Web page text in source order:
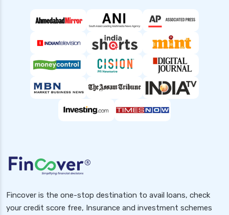
Fincover is the one-stop destination to avail loans, check
your credit score free, Insurance and investment schemes